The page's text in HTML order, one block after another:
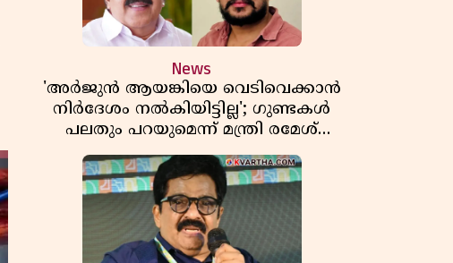
News
'അർജുൻ ആയങ്കിയെ വെടിവെക്കാൻ
നിർദേശം നൽകിയിട്ടില്ല'; ഗുണ്ടകൾ
പലതും പറയുമെന്ന് മന്ത്രി രമേശ്
ചെന്നിത്തല